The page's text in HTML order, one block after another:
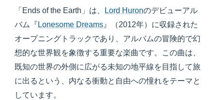
「Ends of the Earth」は、 Lord Huronのデビューアル
バム『 Lonesome Dreams 』（2012年）に収録された
オープニングトラックであり、アルバムの冒険的で幻
想的な世界観を象徴する重要な楽曲です。この曲は、
既知の世界の外側に広がる未知の地平線を目指して旅
に出るという、内なる衝動と自由への憧れをテーマと
しています。